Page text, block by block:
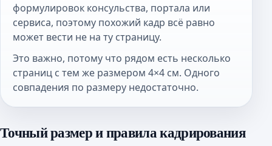
формулировок консульства, портала или
сервиса, поэтому похожий кадр всё равно
может вести не на ту страницу.
Это важно, потому что рядом есть несколько
страниц с тем же размером 4×4 см. Одного
совпадения по размеру недостаточно.
Точный размер и правила кадрирования